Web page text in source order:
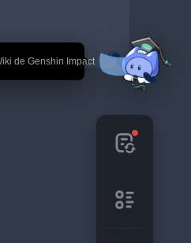
de Genshin Impact